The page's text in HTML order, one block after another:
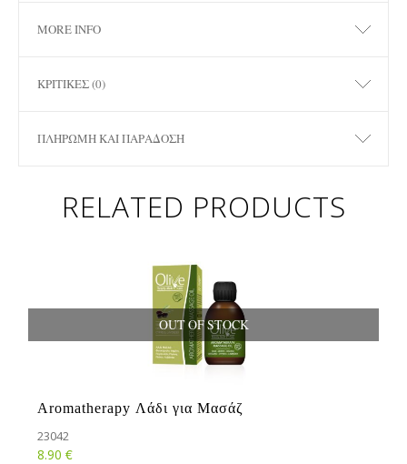
MORE INFO
ΚΡΙΤΙΚΈΣ (0)
ΠΛΗΡΩΜΉ ΚΑΙ ΠΑΡΆΔΟΣΗ
RELATED PRODUCTS
OUT OF STOCK
Aromatherapy Λάδι για Μασάζ
23042
8.90 €